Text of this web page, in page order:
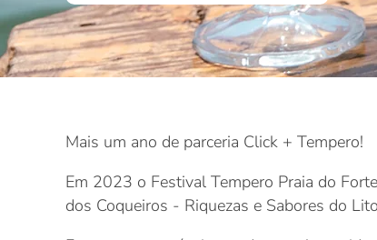
Mais um ano de parceria Click + Tempero!
Em 2023 o Festival Tempero Praia do
dos Coqueiros - Riquezas e Sabores do